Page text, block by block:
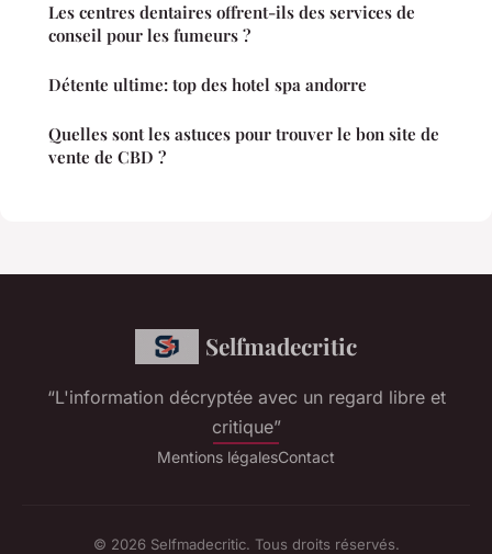
Les centres dentaires offrent-ils des services de
conseil pour les fumeurs ?
Détente ultime: top des hotel spa andorre
Quelles sont les astuces pour trouver le bon site de
vente de CBD ?
Selfmadecritic
“L'information décryptée avec un regard libre et
critique”
Mentions légalesContact
© 2026 Selfmadecritic. Tous droits réservés.